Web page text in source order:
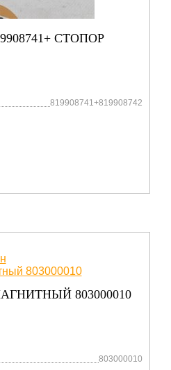
СТОПОР
819908741+819908742
803000010
803000010